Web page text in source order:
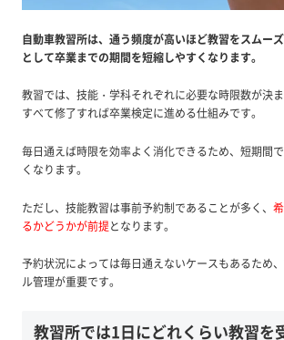
自動車教習所は、通う頻度が高いほど教習をスムー
として卒業までの期間を短縮しやすくなります。
教習では、技能・学科それぞれに必要な時限数が決
すべて修了すれば卒業検定に進める仕組みです。
毎日通えば時限を効率よく消化できるため、短期間
くなります。
ただし、技能教習は事前予約制であることが多く、
るかどうかが前提となります。
予約状況によっては毎日通えないケースもあるため
ル管理が重要です。
教習所では1日にどれくらい教習を